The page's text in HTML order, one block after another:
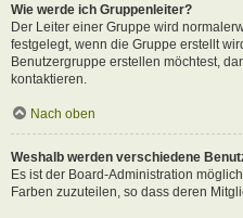
Wie werde ich Gruppenleiter?
Der Leiter einer Gruppe wird
festgelegt, wenn die Gruppe erstellt
Benutzergruppe erstellen möchtest,
kontaktieren.
Nach oben
Weshalb werden verschiedene
Es ist der Board-Administration
Farben zuzuteilen, so dass deren